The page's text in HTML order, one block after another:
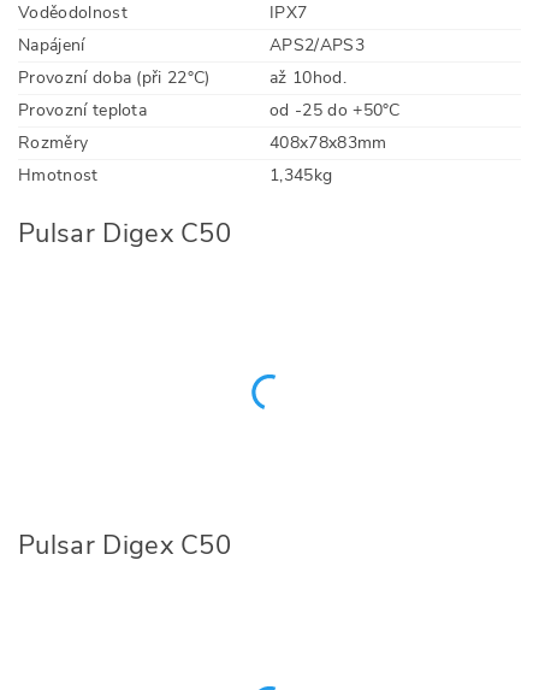
Voděodolnost
IPX7
Napájení
APS2/APS3
Provozní doba (při 22°C)
až 10hod.
Provozní teplota
od -25 do +50°C
Rozměry
408x78x83mm
Hmotnost
1,345kg
Pulsar Digex C50
Pulsar Digex C50